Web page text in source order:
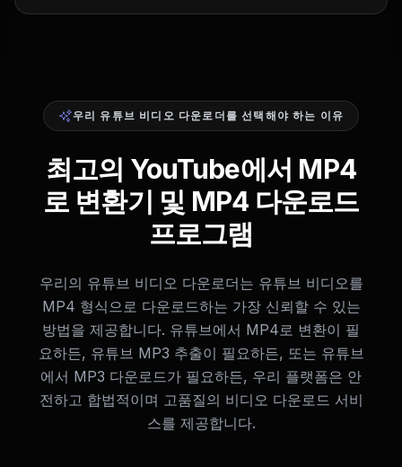
우리 유튜브 비디오 다운로더를 선택해야 하는 이유
최고의 YouTube에서 MP4
로 변환기 및 MP4 다운로드
프로그램
우리의 유튜브 비디오 다운로더는 유튜브 비디오를
MP4 형식으로 다운로드하는 가장 신뢰할 수 있는
방법을 제공합니다. 유튜브에서 MP4로 변환이 필
요하든, 유튜브 MP3 추출이 필요하든, 또는 유튜브
에서 MP3 다운로드가 필요하든, 우리 플랫폼은 안
전하고 합법적이며 고품질의 비디오 다운로드 서비
스를 제공합니다.